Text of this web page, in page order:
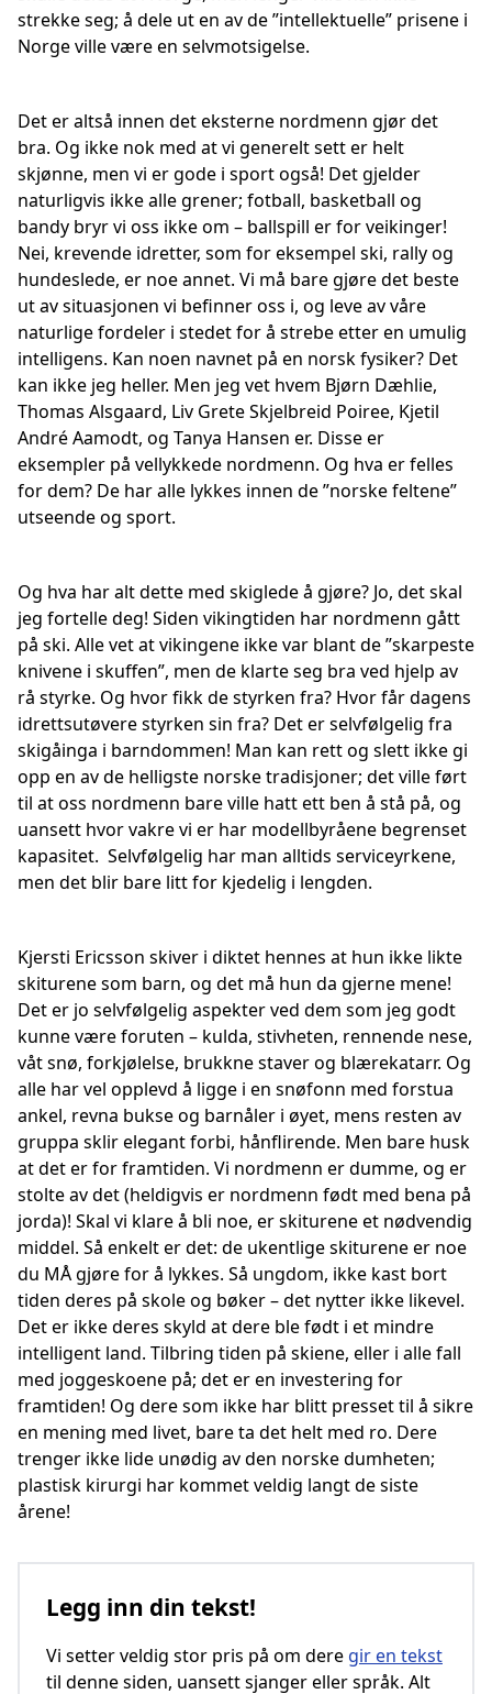
strekke seg; å dele ut en av de ”intellektuelle” prisene i
Norge ville være en selvmotsigelse.
Det er altså innen det eksterne nordmenn gjør det
bra. Og ikke nok med at vi generelt sett er helt
skjønne, men vi er gode i sport også! Det gjelder
naturligvis ikke alle grener; fotball, basketball og
bandy bryr vi oss ikke om – ballspill er for veikinger!
Nei, krevende idretter, som for eksempel ski, rally og
hundeslede, er noe annet. Vi må bare gjøre det beste
ut av situasjonen vi befinner oss i, og leve av våre
naturlige fordeler i stedet for å strebe etter en umulig
intelligens. Kan noen navnet på en norsk fysiker? Det
kan ikke jeg heller. Men jeg vet hvem Bjørn Dæhlie,
Thomas Alsgaard, Liv Grete Skjelbreid Poiree, Kjetil
André Aamodt, og Tanya Hansen er. Disse er
eksempler på vellykkede nordmenn. Og hva er felles
for dem? De har alle lykkes innen de ”norske feltene”
utseende og sport.
Og hva har alt dette med skiglede å gjøre? Jo, det skal
jeg fortelle deg! Siden vikingtiden har nordmenn gått
på ski. Alle vet at vikingene ikke var blant de ”skarpeste
knivene i skuffen”, men de klarte seg bra ved hjelp av
rå styrke. Og hvor fikk de styrken fra? Hvor får dagens
idrettsutøvere styrken sin fra? Det er selvfølgelig fra
skigåinga i barndommen! Man kan rett og slett ikke gi
opp en av de helligste norske tradisjoner; det ville ført
til at oss nordmenn bare ville hatt ett ben å stå på, og
uansett hvor vakre vi er har modellbyråene begrenset
kapasitet. Selvfølgelig har man alltids serviceyrkene,
men det blir bare litt for kjedelig i lengden.
Kjersti Ericsson skiver i diktet hennes at hun ikke likte
skiturene som barn, og det må hun da gjerne mene!
Det er jo selvfølgelig aspekter ved dem som jeg godt
kunne være foruten – kulda, stivheten, rennende nese,
våt snø, forkjølelse, brukkne staver og blærekatarr. Og
alle har vel opplevd å ligge i en snøfonn med forstua
ankel, revna bukse og barnåler i øyet, mens resten av
gruppa sklir elegant forbi, hånflirende. Men bare husk
at det er for framtiden. Vi nordmenn er dumme, og er
stolte av det (heldigvis er nordmenn født med bena på
jorda)! Skal vi klare å bli noe, er skiturene et nødvendig
middel. Så enkelt er det: de ukentlige skiturene er noe
du MÅ gjøre for å lykkes. Så ungdom, ikke kast bort
tiden deres på skole og bøker – det nytter ikke likevel.
Det er ikke deres skyld at dere ble født i et mindre
intelligent land. Tilbring tiden på skiene, eller i alle fall
med joggeskoene på; det er en investering for
framtiden! Og dere som ikke har blitt presset til å sikre
en mening med livet, bare ta det helt med ro. Dere
trenger ikke lide unødig av den norske dumheten;
plastisk kirurgi har kommet veldig langt de siste
årene!
Legg inn din tekst!
Vi setter veldig stor pris på om dere gir en tekst
til denne siden, uansett sjanger eller språk. Alt